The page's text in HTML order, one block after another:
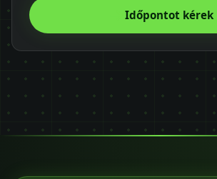
Időpontot kérek